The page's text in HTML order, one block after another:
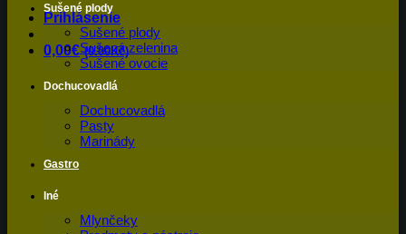
Prihlásenie
0,00€ (0.00Kč)
Sušené plody
Sušené plody
Sušená zelenina
Sušené ovocie
Dochucovadlá
Dochucovadlá
Pasty
Marinády
Gastro
Iné
Mlynčeky